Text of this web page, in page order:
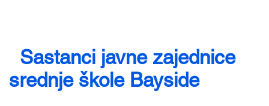
Sastanci javne zajednice
srednje škole Bayside